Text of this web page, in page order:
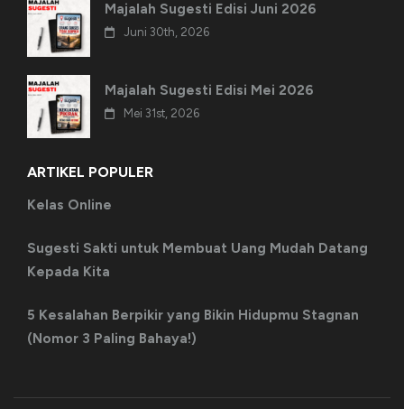
Majalah Sugesti Edisi Juni 2026
Juni 30th, 2026
Majalah Sugesti Edisi Mei 2026
Mei 31st, 2026
ARTIKEL POPULER
Kelas Online
Sugesti Sakti untuk Membuat Uang Mudah Datang
Kepada Kita
5 Kesalahan Berpikir yang Bikin Hidupmu Stagnan
(Nomor 3 Paling Bahaya!)